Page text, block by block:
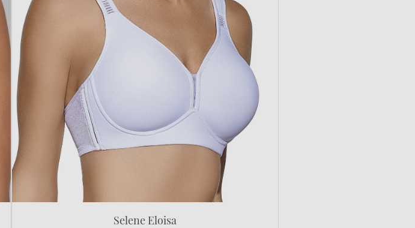
Selene Eloisa